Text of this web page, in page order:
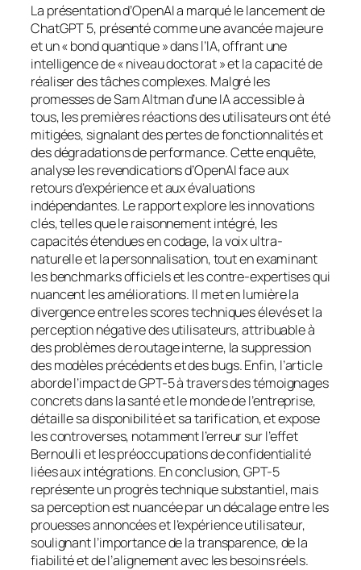
La présentation d’OpenAI a marqué le lancement de
ChatGPT 5, présenté comme une avancée majeure
et un « bond quantique » dans l’IA, offrant une
intelligence de « niveau doctorat » et la capacité de
réaliser des tâches complexes. Malgré les
promesses de Sam Altman d’une IA accessible à
tous, les premières réactions des utilisateurs ont été
mitigées, signalant des pertes de fonctionnalités et
des dégradations de performance. Cette enquête,
analyse les revendications d’OpenAI face aux
retours d’expérience et aux évaluations
indépendantes. Le rapport explore les innovations
clés, telles que le raisonnement intégré, les
capacités étendues en codage, la voix ultra-
naturelle et la personnalisation, tout en examinant
lesbenchmarksofficiels et les contre-expertises qui
nuancent les améliorations. Il met en lumière la
divergence entre les scores techniques élevés et la
perception négative des utilisateurs, attribuable à
des problèmes de routage interne, la suppression
des modèles précédents et desbugs. Enfin, l’article
aborde l’impact de GPT-5 à travers des témoignages
concrets dans la santé et le monde de l’entreprise,
détaille sa disponibilité et sa tarification, et expose
les controverses, notamment l’erreur sur l’effet
Bernoulli et les préoccupations de confidentialité
liées aux intégrations. En conclusion, GPT-5
représente un progrès technique substantiel, mais
sa perception est nuancée par un décalage entre les
prouesses annoncées et l’expérience utilisateur,
soulignant l’importance de la transparence, de la
fiabilité et de l’alignement avec les besoins réels.